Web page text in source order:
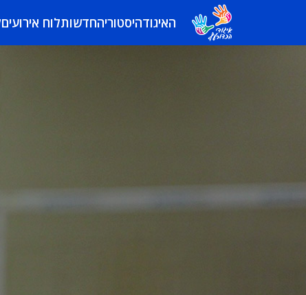
האיגודהיסטוריהחדשותלוח אירועים